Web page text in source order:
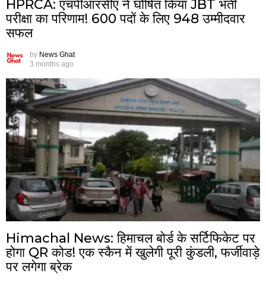
HPRCA: एचपीआरसीए ने घोषित किया JBT भर्ती
परीक्षा का परिणाम! 600 पदों के लिए 948 उम्मीदवार
सफल
by News Ghat
3 months ago
Himachal News: हिमाचल बोर्ड के सर्टिफिकेट पर
होगा QR कोड! एक स्कैन में खुलेगी पूरी कुंडली, फर्जीवाड़े
पर लगेगा ब्रेक